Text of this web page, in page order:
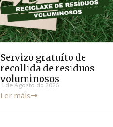
Servizo gratuíto de
recollida de residuos
voluminosos
4 de Agosto do 2026
Ler máis